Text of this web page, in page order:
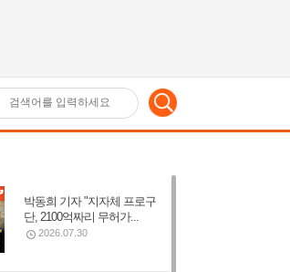
박동희 기자 "지자체 프로구
단, 2100억짜리 무허가...
2026.07.30